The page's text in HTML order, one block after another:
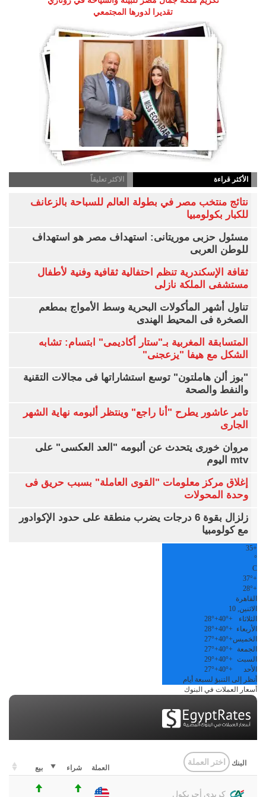
تقديرا لدورها المجتمعي
الأكثر قراءة الاكثر تعليقاً
نتائج منتخب مصر في بطولة العالم للسباحة بالزعانف
للكبار بكولومبيا
مسئول حزبى موريتانى: استهداف مصر هو استهداف
للوطن العربى
ثقافة الإسكندرية تنظم احتفالية ثقافية وفنية لأطفال
مستشفى الملكة نازلى
تناول أشهر المأكولات البحرية وسط الأمواج بمطعم
الصخرة فى المحيط الهندى
المتسابقة المغربية بـ"ستار أكاديمى" ابتسام: تشابه
الشكل مع هيفا "يزعجنى"
"بوز ألن هاملتون" توسع استشاراتها فى مجالات التقنية
والنفط والصحة
تامر عاشور يطرح "أنا راجع" وينتظر ألبومه نهاية الشهر
الجارى
مروان خورى يتحدث عن ألبومه "العد العكسى" على
mtv اليوم
إغلاق مركز معلومات "القوى العاملة" بسبب حريق فى
وحدة المحولات
زلزال بقوة 6 درجات يضرب منطقة على حدود الإكوادور
مع كولومبيا
+
35
°
C
+
37°
+
28°
القاهرة
الاثنين, 10
الثلاثاء
+
40°
+
28°
الأربعاء +
40°
+
28°
الخميس+
40°
+
27°
الجمعة
+
40°
+
27°
السبت +
40°
+
29°
الأحد
+
40°
+
27°
أنظر إلى التنبؤ لسبعة أيام
أسعار العملات في البنوك